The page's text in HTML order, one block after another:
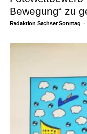
Bewegung“ zu
Redaktion SachsenSonntag -